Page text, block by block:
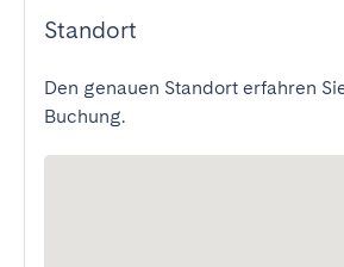
Standort
Den genauen Standort erfahren
Buchung.